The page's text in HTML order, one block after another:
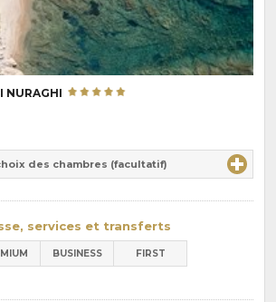
NURAGHI
des chambres (facultatif)
services et transferts
BUSINESS FIRST